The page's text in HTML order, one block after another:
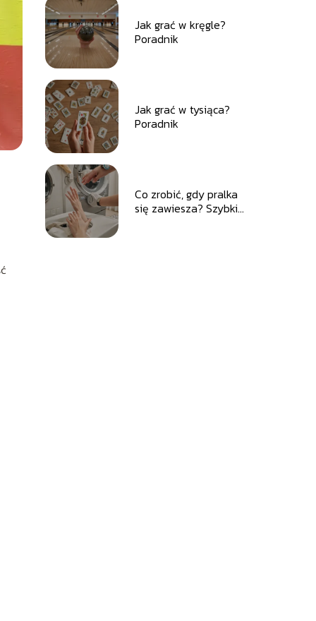
Jak grać w kręgle?
Poradnik
Jak grać w tysiąca?
Poradnik
Co zrobić, gdy pralka
się zawiesza? Szybkie